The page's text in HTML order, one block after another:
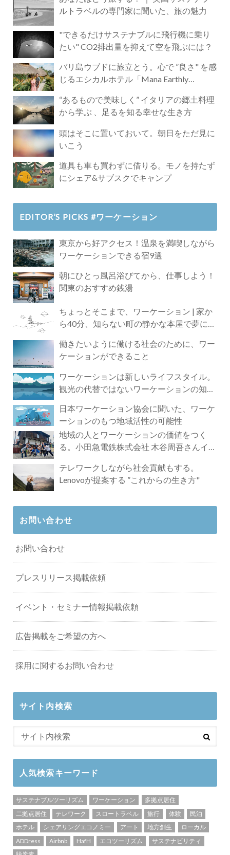
ルトラベルの専門家に聞いた、旅の魅力
"できるだけサステナブルに飛行機に乗り
たい" CO2排出量を抑えて空を飛ぶには？
バリ島ウブドに旅立とう。心で ”良さ" を感
じるエシカルホテル「Mana Earthly
“あるもので美味しく” イタリアの郷土料理
から学ぶ 、足るを知る幸せな生き方
頭はそこに置いておいて。朝日をただ見に
いこう
道具も車も買わずに借りる。モノを持たず
にシェア&サブスクでキャンプ
EDITOR’S PICKS #ワーケーション
東京から好アクセス！温泉を満喫しながら
ワーケーションできる宿9選
朝にひとっ風呂浴びてから、仕事しよう！
関東のおすすめ銭湯
ちょっとそこまで、ワーケーション | 家か
ら40分、知らない町の静かな本屋で夢に近
働きたいように働ける社会のために、ワー
ケーションができること
ワーケーションは新しいライフスタイル。
観光の代替ではないワーケーションの知ら
日本ワーケーション協会に聞いた、ワーケ
ーションのもつ地域活性の可能性
地域の人とワーケーションの価値をつく
る。小田急電鉄株式会社 木谷周吾さんイン
テレワークしながら社会貢献もする。
Lenovoが提案する ”これからの生き方"
お問い合わせ
お問い合わせ
プレスリリース掲載依頼
イベント・セミナー情報掲載依頼
広告掲載をご希望の方へ
採用に関するお問い合わせ
サイト内検索
人気検索キーワード
サステナブルツーリズム ワーケーション
多拠点居住
二拠点居住
テレワーク スロートラベル 旅行 体験
民泊
ホテル
シェアリングエコノミー アート 地方創生
ローカル
ADDress
Airbnb HafH エコツーリズム
サステナビリティ